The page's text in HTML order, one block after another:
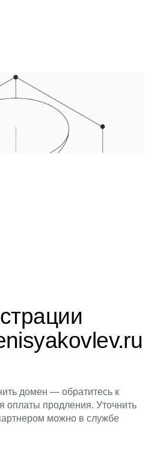
домен — обратитесь к
оплаты продления. Уточнить
можно в службе